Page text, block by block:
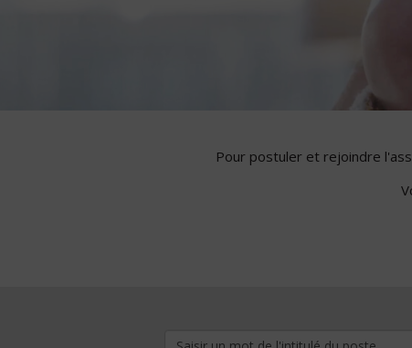
Pour postuler et rejoindre